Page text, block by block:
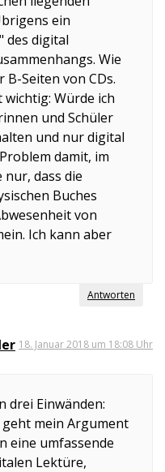
ein
des digital
Wie
Seiten von CDs.
wichtig: Würde ich
und Schüler
und nur digital
damit, im
nur, dass die
Buches
von
Ich kann aber
Antworten
18. Januar 2018 um 18:08 Uhr
drei Einwänden:
mein Argument
eine umfassende
Lektüre,